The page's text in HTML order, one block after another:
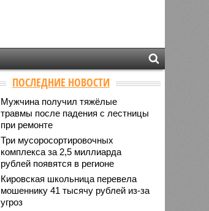
ПОСЛЕДНИЕ НОВОСТИ
Мужчина получил тяжёлые
травмы после падения с лестницы
при ремонте
Три мусоросортировочных
комплекса за 2,5 миллиарда
рублей появятся в регионе
Кировская школьница перевела
мошеннику 41 тысячу рублей из-за
угроз